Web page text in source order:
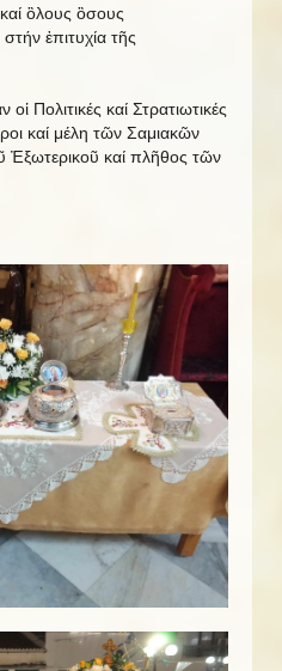
ὃλους ὃσους
ἐπιτυχία τῆς
Πολιτικές καί Στρατιωτικές
καί μέλη τῶν Σαμιακῶν
Ἐξωτερικοῦ καί πλῆθος τῶν